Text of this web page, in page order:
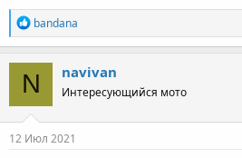
R
e
a
c
i
o
n
s
bandana
N navivan
Интересующийся мото
12 Июл 2021